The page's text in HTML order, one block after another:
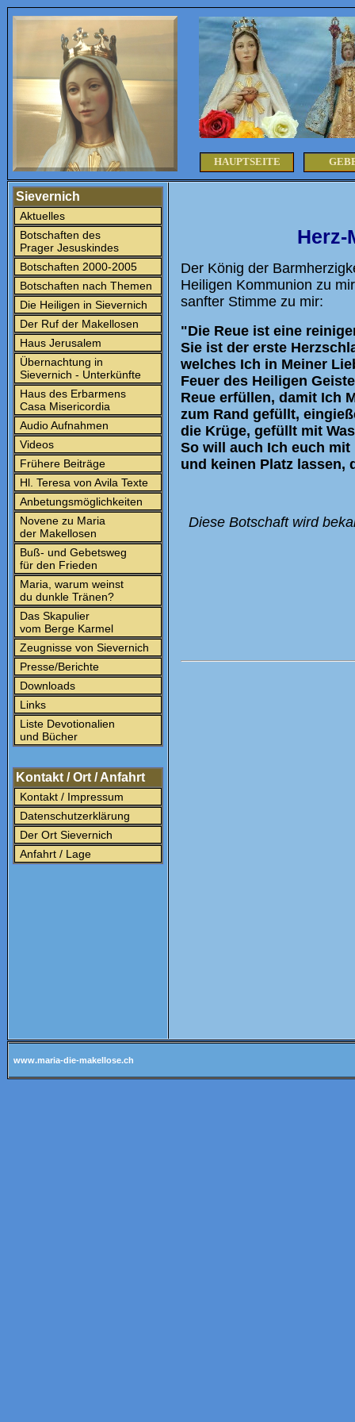
HAUPTSEITE
Sievernich
Aktuelles
Botschaften des
Prager Jesuskindes
Botschaften 2000-2005
Botschaften nach Themen
Die Heiligen in Sievernich
Der Ruf der Makellosen
Haus Jerusalem
Übernachtung in
Sievernich - Unterkünfte
Haus des Erbarmens
Casa Misericordia
Audio Aufnahmen
Videos
Frühere Beiträge
Hl. Teresa von Avila Texte
Anbetungsmöglichkeiten
Novene zu Maria
der Makellosen
Buß- und Gebetsweg
für den Frieden
Maria, warum weinst
du dunkle Tränen?
Das Skapulier
vom Berge Karmel
Zeugnisse von Sievernich
Presse/Berichte
Downloads
Links
Liste Devotionalien
und Bücher
Kontakt / Ort / Anfahrt
Kontakt / Impressum
Datenschutzerklärung
Der Ort Sievernich
Anfahrt / Lage
Herz-
Der König der
Heiligen Kommunion zu
sanfter Stimme zu mir:
"Die Reue ist eine
Sie ist der erste
welches Ich in Meiner
Feuer des Heiligen
Reue erfüllen, damit Ich
zum Rand gefüllt,
die Krüge, gefüllt mit
So will auch Ich euch
und keinen Platz lassen,
Diese Botschaft wird
www.maria-die-makellose.ch